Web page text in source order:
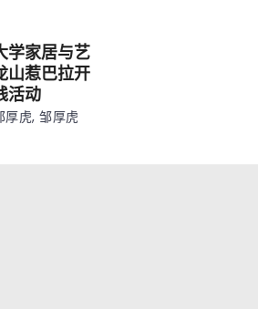
学家居与艺
山惹巴拉开
活动
厚虎, 邹厚虎